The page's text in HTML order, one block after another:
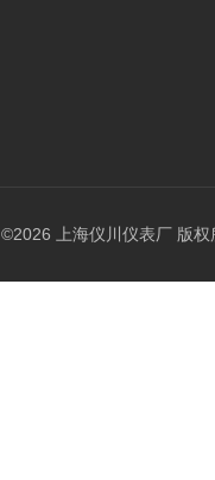
©2026 上海仪川仪表厂 版